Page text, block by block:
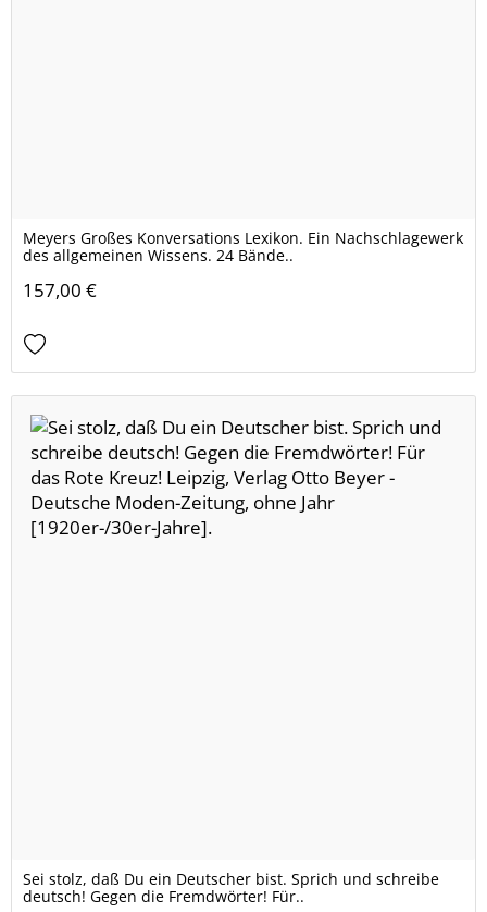
Meyers Großes Konversations Lexikon. Ein Nachschlagewerk
des allgemeinen Wissens. 24 Bände..
157,00 €
Sei stolz, daß Du ein Deutscher bist. Sprich und schreibe
deutsch! Gegen die Fremdwörter! Für..